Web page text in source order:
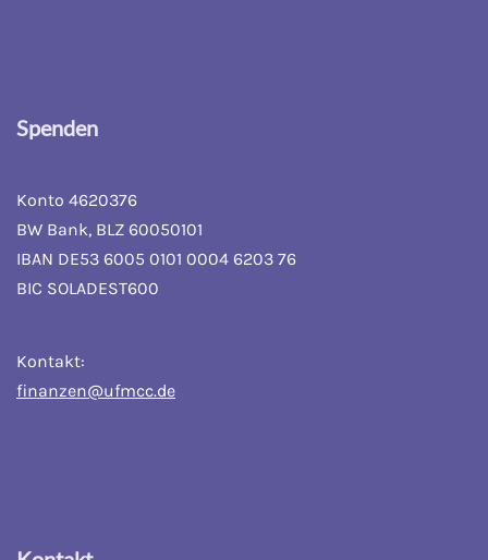
Spenden
Konto 4620376
BW Bank, BLZ 60050101
IBAN DE53 6005 0101 0004 6203 76
BIC SOLADEST600
Kontakt:
finanzen@ufmcc.de